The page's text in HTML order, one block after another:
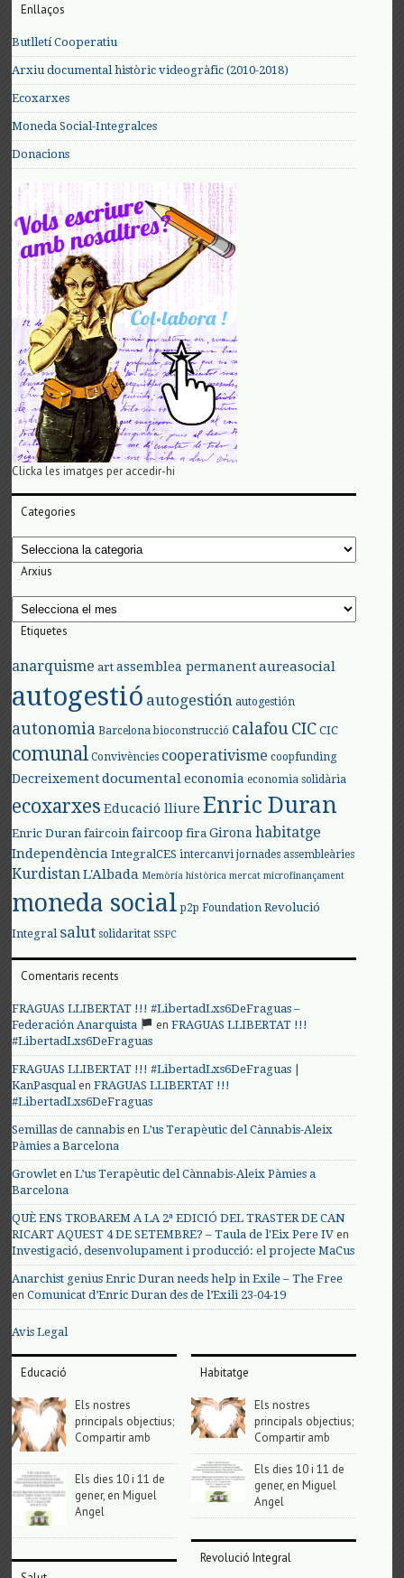
Enllaços
Butlletí Cooperatiu
Arxiu documental històric videogràfic (2010-2018)
Ecoxarxes
Moneda Social-Integralces
Donacions
Clicka les imatges per accedir-hi
Categories
Categories
Arxius
Arxius
Etiquetes
anarquisme art assemblea permanent aureasocial
autogestió autogestión autogestión
autonomia Barcelona bioconstrucció calafou CIC CIC
comunal Convivències cooperativisme coopfunding
Decreixement documental economia economia solidària
ecoxarxes Educació lliure Enric Duran
Enric Duran faircoin faircoop fira Girona habitatge
Independència IntegralCES intercanvi jornades assembleàries
KurdistanL'Albada Memòria històrica mercat microfinançament
moneda social p2p Foundation Revolució
Integral salut solidaritat SSPC
Comentaris recents
FRAGUAS LLIBERTAT !!! #LibertadLxs6DeFraguas –
Federación Anarquista
enFRAGUAS LLIBERTAT !!!
#LibertadLxs6DeFraguas
FRAGUAS LLIBERTAT !!! #LibertadLxs6DeFraguas |
KanPasqualenFRAGUAS LLIBERTAT !!!
#LibertadLxs6DeFraguas
Semillas de cannabis enL’us Terapèutic del Cànnabis-Aleix
Pàmies a Barcelona
Growlet enL’us Terapèutic del Cànnabis-Aleix Pàmies a
Barcelona
QUÈ ENS TROBAREM A LA 2ª EDICIÓ DEL TRASTER DE CAN
RICART AQUEST 4 DE SETEMBRE? – Taula de l'Eix Pere IV en
Investigació, desenvolupament i producció: el projecte MaCus
Anarchist genius Enric Duran needs help in Exile – The Free
enComunicat d’Enric Duran des de l’Exili 23-04-19
Avis Legal
Educació
Els nostres
principals objectius;
Compartir amb
Els dies 10 i 11 de
gener, en Miguel
Angel
Habitatge
Els nostres
principals objectius;
Compartir amb
Els dies 10 i 11 de
gener, en Miguel
Angel
Revolució Integral